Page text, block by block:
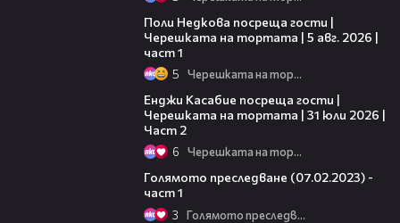
Поли Недкова посреща гости |
Черешката на тортата | 5 авг. 2026 |
част 1
5 Черешката на тортата
Енджи Касабие посреща гости |
Черешката на тортата | 31 юли 2026 |
Част 2
6 Черешката на тортата
Голямото преследване (07.02.2023) -
част 1
3 Голямото преследване